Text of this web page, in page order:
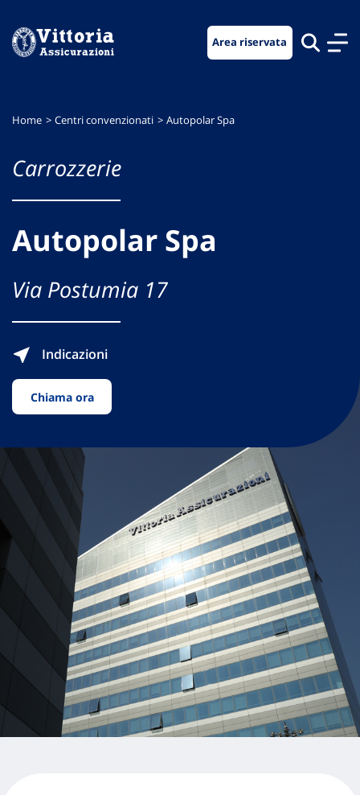
menu
contenuto
footer
Area riservata
Home Centri convenzionati Autopolar Spa
Carrozzerie
Autopolar Spa
Via Postumia 17
Indicazioni
Chiama ora